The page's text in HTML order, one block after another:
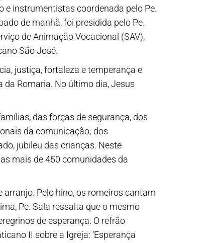
e instrumentistas coordenada pelo Pe.
de manhã, foi presidida pelo Pe.
de Animação Vocacional (SAV),
São José.
justiça, fortaleza e temperança e
da Romaria. No último dia, Jesus
das forças de segurança, dos
da comunicação; dos
jubileu das crianças. Neste
mais de 450 comunidades da
arranjo. Pelo hino, os romeiros cantam
Pe. Sala ressalta que o mesmo
de esperança. O refrão
II sobre a Igreja: ‘Esperança